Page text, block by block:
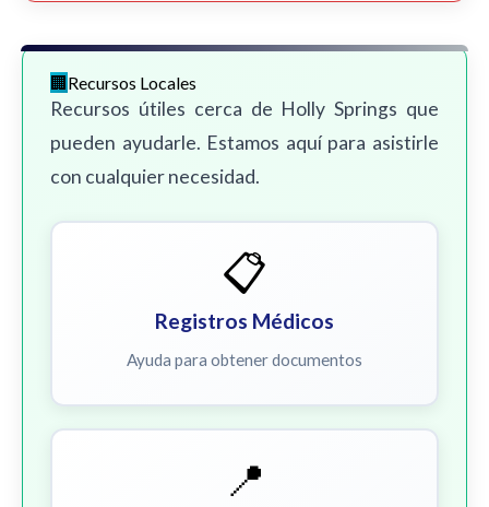
Recursos Locales
Recursos útiles cerca de Holly Springs que
pueden ayudarle. Estamos aquí para asistirle
con cualquier necesidad.
📋
Registros Médicos
Ayuda para obtener documentos
📍